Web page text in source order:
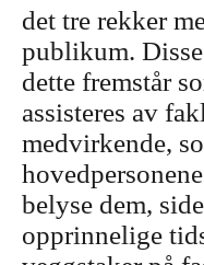
det tre rekker
publikum.
dette fremstår
assisteres av
medvirkende,
belyse dem,
opprinnelige